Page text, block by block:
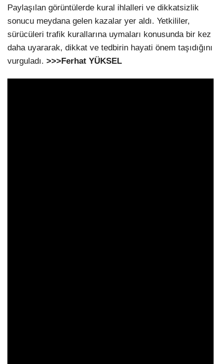
Paylaşılan görüntülerde kural ihlalleri ve dikkatsizlik
sonucu meydana gelen kazalar yer aldı. Yetkililer,
sürücüleri trafik kurallarına uymaları konusunda bir kez
daha uyararak, dikkat ve tedbirin hayati önem taşıdığını
vurguladı. >>>Ferhat YÜKSEL